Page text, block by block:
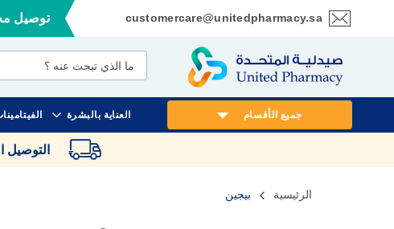
customercare@unitedpharmacy.sa
تخطي
المحتوى
توصيل
العناية بالبشرة جميع الأقسام
التوصيل
الرئيسية بيجين